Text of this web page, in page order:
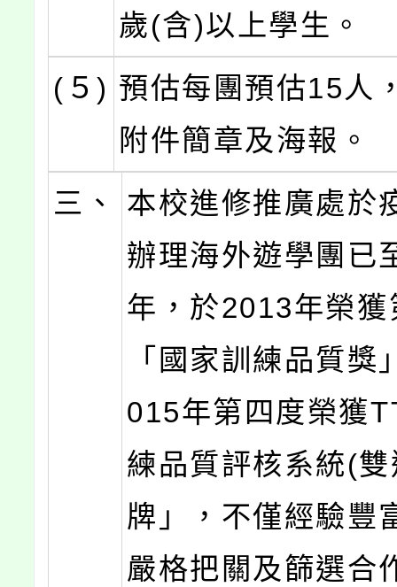
歲(含)以上學生。
(５) 預估每團預估15人
附件簡章及海報。
三、
本校進修推廣處於
辦理海外遊學團已
年，於2013年榮獲
「國家訓練品質獎
015年第四度榮獲
練品質評核系統(
牌」，不僅經驗豐
嚴格把關及篩選合